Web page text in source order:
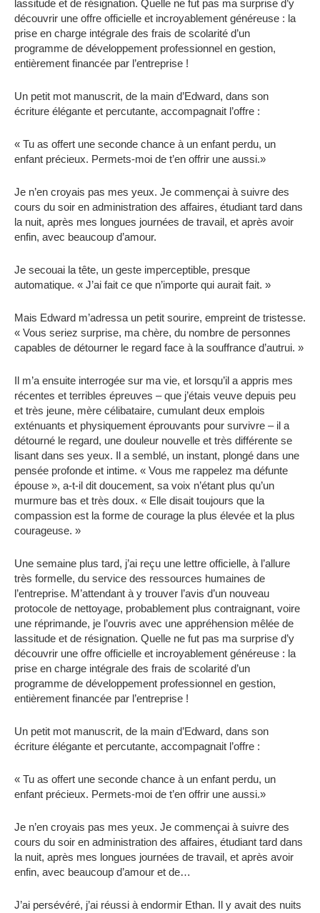
lassitude et de résignation. Quelle ne fut pas ma surprise d’y
découvrir une offre officielle et incroyablement généreuse : la
prise en charge intégrale des frais de scolarité d’un
programme de développement professionnel en gestion,
entièrement financée par l’entreprise !
Un petit mot manuscrit, de la main d’Edward, dans son
écriture élégante et percutante, accompagnait l’offre :
« Tu as offert une seconde chance à un enfant perdu, un
enfant précieux. Permets-moi de t’en offrir une aussi.»
Je n’en croyais pas mes yeux. Je commençai à suivre des
cours du soir en administration des affaires, étudiant tard dans
la nuit, après mes longues journées de travail, et après avoir
enfin, avec beaucoup d’amour.
Je secouai la tête, un geste imperceptible, presque
automatique. « J’ai fait ce que n’importe qui aurait fait. »
Mais Edward m’adressa un petit sourire, empreint de tristesse.
« Vous seriez surprise, ma chère, du nombre de personnes
capables de détourner le regard face à la souffrance d’autrui. »
Il m’a ensuite interrogée sur ma vie, et lorsqu’il a appris mes
récentes et terribles épreuves – que j’étais veuve depuis peu
et très jeune, mère célibataire, cumulant deux emplois
exténuants et physiquement éprouvants pour survivre – il a
détourné le regard, une douleur nouvelle et très différente se
lisant dans ses yeux. Il a semblé, un instant, plongé dans une
pensée profonde et intime. « Vous me rappelez ma défunte
épouse », a-t-il dit doucement, sa voix n’étant plus qu’un
murmure bas et très doux. « Elle disait toujours que la
compassion est la forme de courage la plus élevée et la plus
courageuse. »
Une semaine plus tard, j’ai reçu une lettre officielle, à l’allure
très formelle, du service des ressources humaines de
l’entreprise. M’attendant à y trouver l’avis d’un nouveau
protocole de nettoyage, probablement plus contraignant, voire
une réprimande, je l’ouvris avec une appréhension mêlée de
lassitude et de résignation. Quelle ne fut pas ma surprise d’y
découvrir une offre officielle et incroyablement généreuse : la
prise en charge intégrale des frais de scolarité d’un
programme de développement professionnel en gestion,
entièrement financée par l’entreprise !
Un petit mot manuscrit, de la main d’Edward, dans son
écriture élégante et percutante, accompagnait l’offre :
« Tu as offert une seconde chance à un enfant perdu, un
enfant précieux. Permets-moi de t’en offrir une aussi.»
Je n’en croyais pas mes yeux. Je commençai à suivre des
cours du soir en administration des affaires, étudiant tard dans
la nuit, après mes longues journées de travail, et après avoir
enfin, avec beaucoup d’amour et de…
J’ai persévéré, j’ai réussi à endormir Ethan. Il y avait des nuits